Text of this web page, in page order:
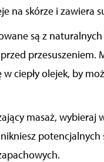
na skórze i zawiera
są z
ciepły olejek, by
masaż, wybieraj